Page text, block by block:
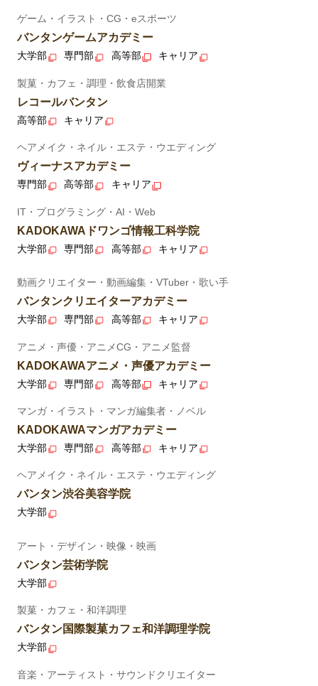
ゲーム・イラスト・CG・eスポーツ
バンタンゲームアカデミー
大学部 専門部 高等部 キャリア
製菓・カフェ・調理・飲食店開業
レコールバンタン
高等部 キャリア
ヘアメイク・ネイル・エステ・ウエディング
ヴィーナスアカデミー
専門部 高等部 キャリア
IT・プログラミング・AI・Web
KADOKAWAドワンゴ情報工科学院
大学部 専門部 高等部 キャリア
動画クリエイター・動画編集・VTuber・歌い手
バンタンクリエイターアカデミー
大学部 専門部 高等部 キャリア
アニメ・声優・アニメCG・アニメ監督
KADOKAWAアニメ・声優アカデミー
大学部 専門部 高等部 キャリア
マンガ・イラスト・マンガ編集者・ノベル
KADOKAWAマンガアカデミー
大学部 専門部 高等部 キャリア
ヘアメイク・ネイル・エステ・ウエディング
バンタン渋谷美容学院
大学部
アート・デザイン・映像・映画
バンタン芸術学院
大学部
製菓・カフェ・和洋調理
バンタン国際製菓カフェ和洋調理学院
大学部
音楽・アーティスト・サウンドクリエイター